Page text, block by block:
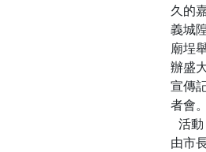
久的
義城
廟埕
辦盛
宣傳
者會
活動
由市